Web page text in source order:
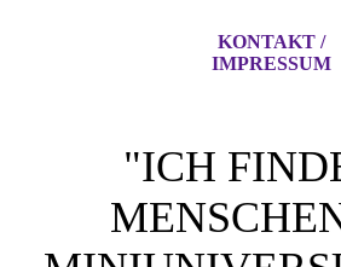
KONTAKT /
IMPRESSUM
"ICH